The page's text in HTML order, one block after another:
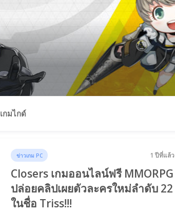
เกมไกด์
ข่าวเกม PC 1 ปีที่แล้ว
Closers เกมออนไลน์ฟรี MMORPG
ปล่อยคลิปเผยตัวละครใหม่ลำดับ 22
ในชื่อ Triss!!!